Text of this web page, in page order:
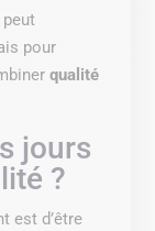
pour
qualité
jours
?
est d’être